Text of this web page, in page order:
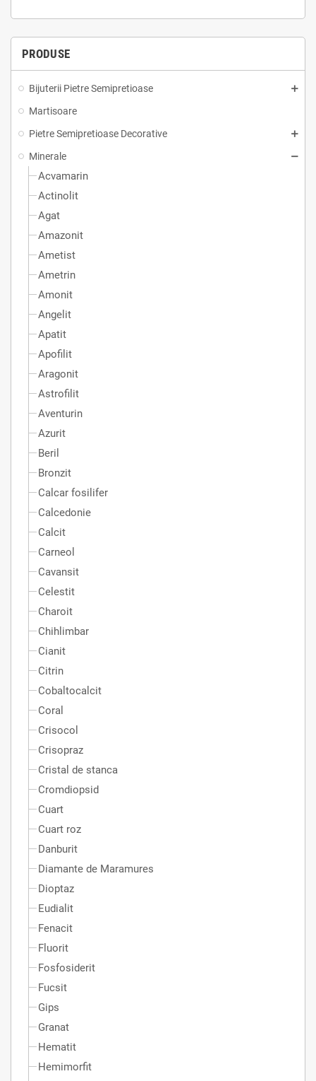
PRODUSE
Bijuterii Pietre Semipretioase
Martisoare
Pietre Semipretioase Decorative
Minerale
Acvamarin
Actinolit
Agat
Amazonit
Ametist
Ametrin
Amonit
Angelit
Apatit
Apofilit
Aragonit
Astrofilit
Aventurin
Azurit
Beril
Bronzit
Calcar fosilifer
Calcedonie
Calcit
Carneol
Cavansit
Celestit
Charoit
Chihlimbar
Cianit
Citrin
Cobaltocalcit
Coral
Crisocol
Crisopraz
Cristal de stanca
Cromdiopsid
Cuart
Cuart roz
Danburit
Diamante de Maramures
Dioptaz
Eudialit
Fenacit
Fluorit
Fosfosiderit
Fucsit
Gips
Granat
Hematit
Hemimorfit